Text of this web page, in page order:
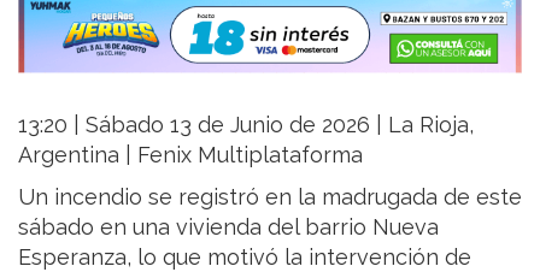
13:20 | Sábado 13 de Junio de 2026 | La Rioja,
Argentina | Fenix Multiplataforma
Un incendio se registró en la madrugada de este
sábado en una vivienda del barrio Nueva
Esperanza, lo que motivó la intervención de